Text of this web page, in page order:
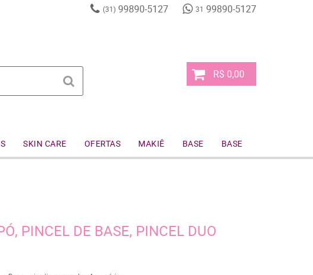
(31)99890-5127 31 99890-5127
R$ 0,00
SKIN CARE OFERTAS MAKIÊ BASE BASE
PINCEL DE BASE, PINCEL DUO